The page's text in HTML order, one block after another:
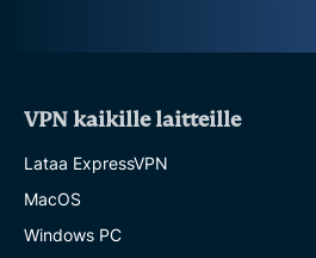
VPN kaikille laitteille
Lataa ExpressVPN
MacOS
Windows PC